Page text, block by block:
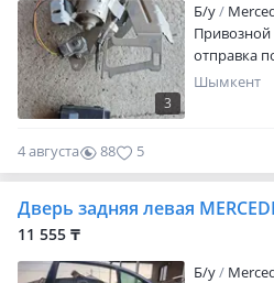
3
Б/y
Привозной
отправка
Шымкент
4 августа 88 5
Дверь задняя левая
11 555 ₸
Б/y